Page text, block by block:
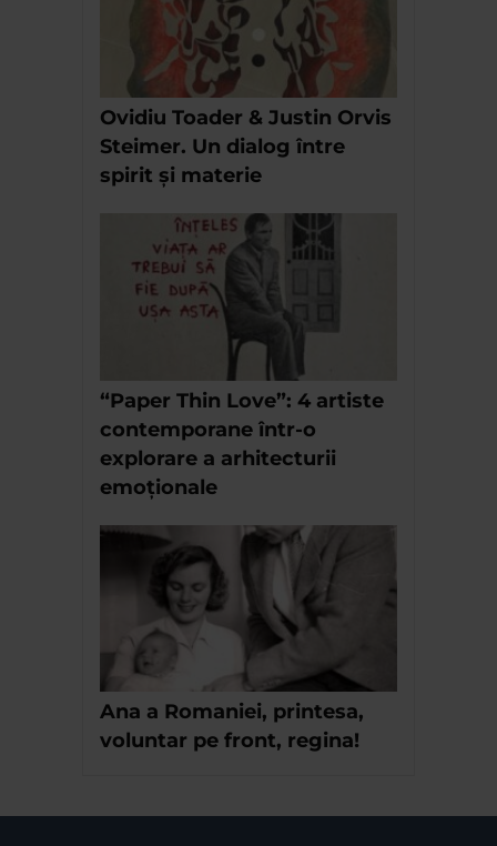
Ovidiu Toader & Justin Orvis
Steimer. Un dialog între
spirit și materie
“Paper Thin Love”: 4 artiste
contemporane într-o
explorare a arhitecturii
emoționale
Ana a Romaniei, printesa,
voluntar pe front, regina!